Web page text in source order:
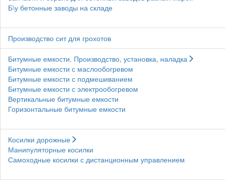
Б\у бетонные заводы на складе
Производство сит для грохотов
Битумные емкости. Производство, установка, наладка
Битумные емкости с маслообогревом
Битумные емкости с подмешиванием
Битумные емкости с электрообогревом
Вертикальные битумные емкости
Горизонтальные битумные емкости
Косилки дорожные
Манипуляторные косилки
Самоходные косилки с дистанционным управлением